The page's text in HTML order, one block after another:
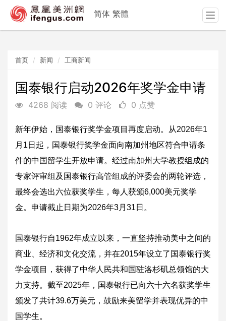
首页 新闻 工商新闻
国泰银行启动2026年奖学金申请
4268 阅读 0 评论 0 点赞
新年伊始，国泰银行奖学金项目再度启动。从2026年1
月1日起，国泰银行奖学金面向南加州地区符合申请条
件的中国留学生开放申请。经过南加州大学教授组成的
专家评审组及国泰银行高管组成的评委会的两轮评选，
最终会选出六位获奖学生，每人获颁6,000美元奖学
金。申请截止日期为2026年3月31日。
国泰银行自1962年成立以来，一直坚持推动美中之间的
商业、经济和文化交流，并在2015年设立了国泰银行奖
学金项目，获得了中华人民共和国驻洛杉矶总领馆的大
力支持。截至2025年，国泰银行已向六十六名获奖学生
颁发了共计39.6万美元，鼓励来美留学并表现优异的中
国学生。
简体 繁體
T
o
g
i